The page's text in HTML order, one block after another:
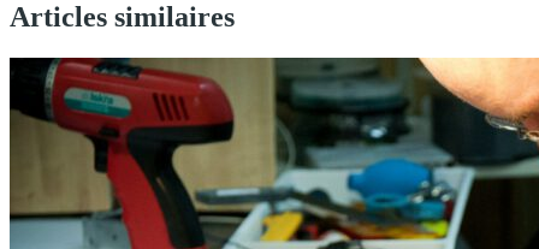
Articles similaires